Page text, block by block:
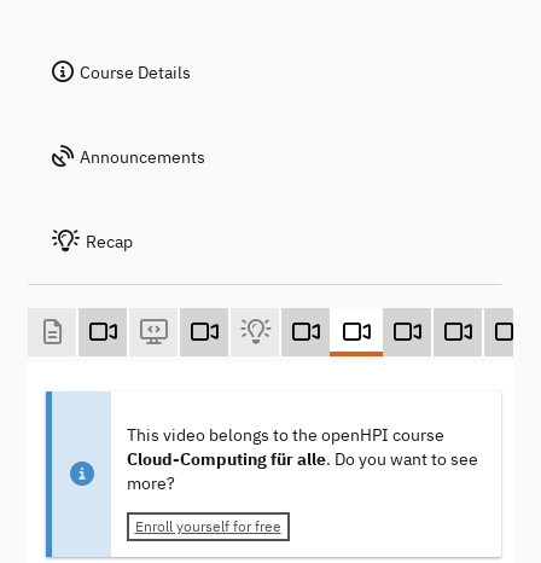
Course Details
Announcements
Recap
This video belongs to the openHPI course
Cloud-Computing für alle. Do you want to see
more?
Enroll yourself for free